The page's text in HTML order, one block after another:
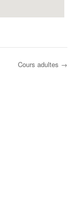
Cours adultes →